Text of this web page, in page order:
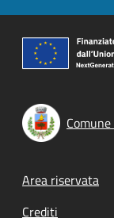
Footer
Area riservata
Crediti